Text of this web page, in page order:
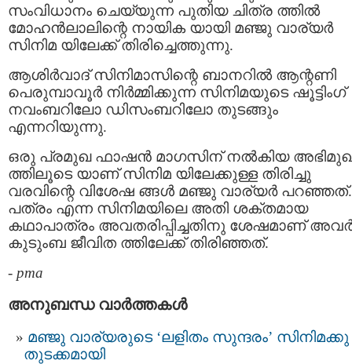
സംവിധാനം ചെയ്യുന്ന പുതിയ ചിത്ര ത്തില്‍
മോഹന്‍ലാലിന്റെ നായിക യായി മഞ്ജു വാര്യര്‍
സിനിമ യിലേക്ക് തിരിച്ചെത്തുന്നു.
ആശിര്‍വാദ് സിനിമാസിന്റെ ബാനറില്‍ ആന്റണി
പെരുമ്പാവൂര്‍ നിര്‍മ്മിക്കുന്ന സിനിമയുടെ ഷൂട്ടിംഗ്
നവംബറിലോ ഡിസംബറിലോ തുടങ്ങും
എന്നറിയുന്നു.
ഒരു പ്രമുഖ ഫാഷന്‍ മാഗസിന് നല്‍കിയ
ത്തിലൂടെ യാണ് സിനിമ യിലേക്കുള്ള തിരിച്ചു
വരവിന്റെ വിശേഷ ങ്ങള്‍ മഞ്ജു വാര്യര്‍ പറഞ്ഞത്.
പത്രം എന്ന സിനിമയിലെ അതി ശക്തമായ
കഥാപാത്രം അവതരിപ്പിച്ചതിനു ശേഷമാണ്
കുടുംബ ജീവിത ത്തിലേക്ക് തിരിഞ്ഞത്.
- pma
അനുബന്ധ വാര്‍ത്തകള്‍
മഞ്ജു വാര്യരുടെ ‘ലളിതം സുന്ദരം’ സിനിമക്കു
തുടക്കമായി